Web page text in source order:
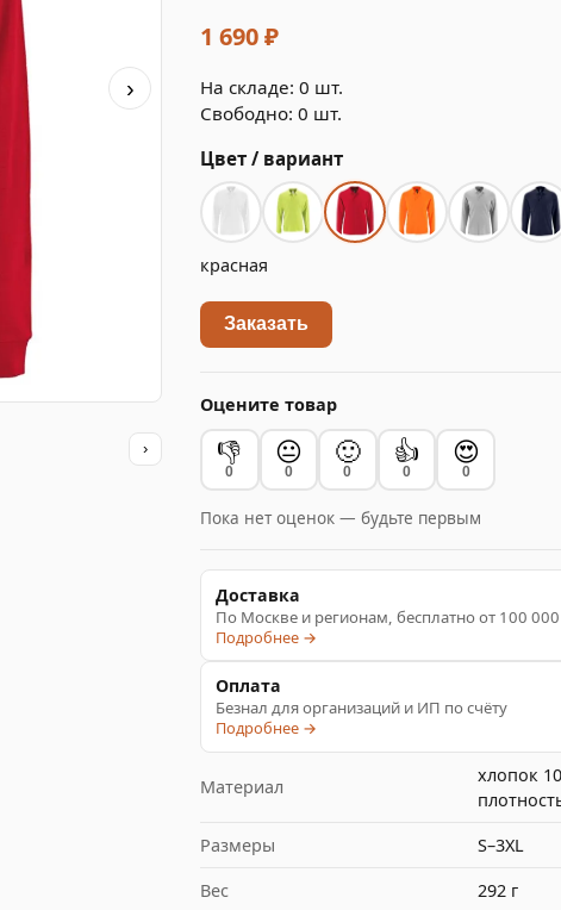
›
›
1 690 ₽
На складе: 0 шт.
Свободно: 0 шт.
Цвет / вариант
красная
Заказать
Оцените товар
👎
0
😐
0
🙂
0
👍
0
😍
0
Пока нет оценок — будьте первым
Доставка
По Москве и регионам, бесплатно от 100
Подробнее →
Оплата
Безнал для организаций и ИП по счёту
Подробнее →
Материал
хлопок
Размеры
S–3XL
Вес
292 г